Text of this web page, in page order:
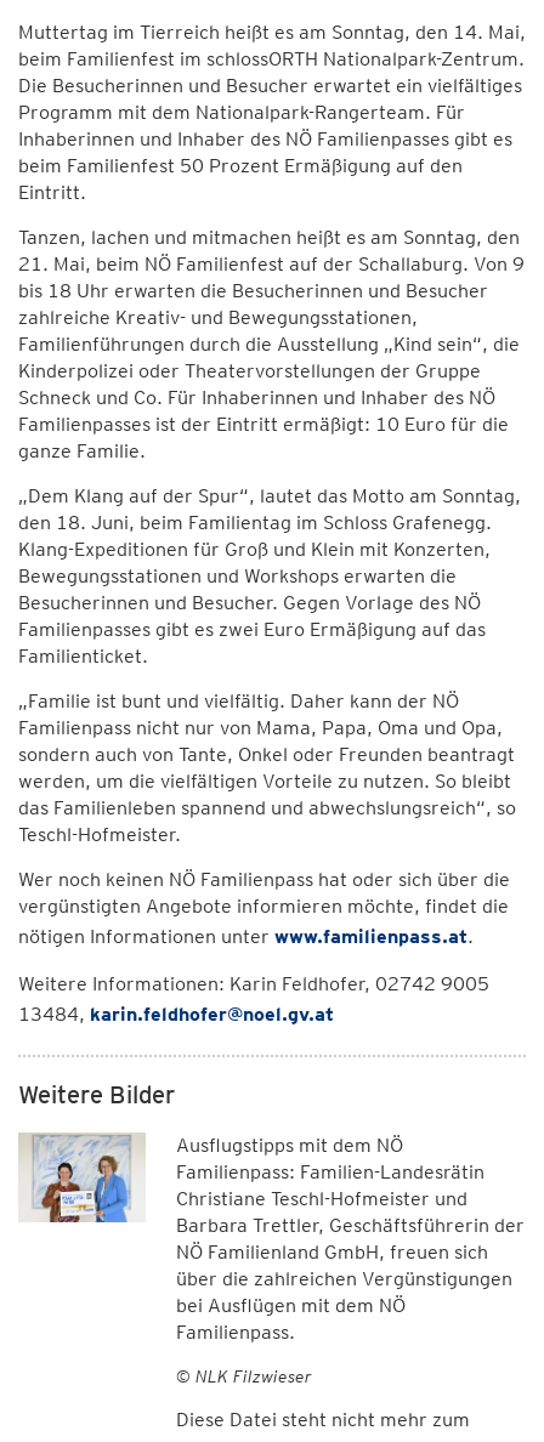
Muttertag im Tierreich heißt es am Sonntag, den 14. Mai,
beim Familienfest im schlossORTH Nationalpark-Zentrum.
Die Besucherinnen und Besucher erwartet ein vielfältiges
Programm mit dem Nationalpark-Rangerteam. Für
Inhaberinnen und Inhaber des NÖ Familienpasses gibt es
beim Familienfest 50 Prozent Ermäßigung auf den
Eintritt.
Tanzen, lachen und mitmachen heißt es am Sonntag, den
21. Mai, beim NÖ Familienfest auf der Schallaburg. Von 9
bis 18 Uhr erwarten die Besucherinnen und Besucher
zahlreiche Kreativ- und Bewegungsstationen,
Familienführungen durch die Ausstellung „Kind sein“, die
Kinderpolizei oder Theatervorstellungen der Gruppe
Schneck und Co. Für Inhaberinnen und Inhaber des NÖ
Familienpasses ist der Eintritt ermäßigt: 10 Euro für die
ganze Familie.
„Dem Klang auf der Spur“, lautet das Motto am Sonntag,
den 18. Juni, beim Familientag im Schloss Grafenegg.
Klang-Expeditionen für Groß und Klein mit Konzerten,
Bewegungsstationen und Workshops erwarten die
Besucherinnen und Besucher. Gegen Vorlage des NÖ
Familienpasses gibt es zwei Euro Ermäßigung auf das
Familienticket.
„Familie ist bunt und vielfältig. Daher kann der NÖ
Familienpass nicht nur von Mama, Papa, Oma und Opa,
sondern auch von Tante, Onkel oder Freunden beantragt
werden, um die vielfältigen Vorteile zu nutzen. So bleibt
das Familienleben spannend und abwechslungsreich“, so
Teschl-Hofmeister.
Wer noch keinen NÖ Familienpass hat oder sich über die
vergünstigten Angebote informieren möchte, findet die
nötigen Informationen unter www.familienpass.at.
Weitere Informationen: Karin Feldhofer, 02742 9005
13484, karin.feldhofer@noel.gv.at
Weitere Bilder
Ausflugstipps mit dem NÖ
Familienpass: Familien-Landesrätin
Christiane Teschl-Hofmeister und
Barbara Trettler, Geschäftsführerin der
NÖ Familienland GmbH, freuen sich
über die zahlreichen Vergünstigungen
bei Ausflügen mit dem NÖ
Familienpass.
© NLK Filzwieser
Diese Datei steht nicht mehr zum